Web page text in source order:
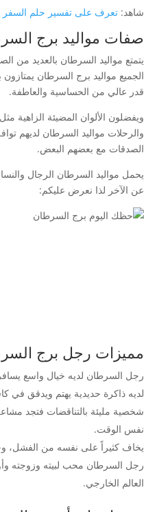
شاهد: تعرف على تفسير حلم السفر
صفات مواليد برج
يتمتع مواليد السرطان بالعديد من
الجميع مواليد برج السرطان يمتازون
قدر عالي من الحساسية والعاطفة.
ويفضلون الألوان المضيئة الزاهية
والرحلات مواليد السرطان لديهم
الصدقات مع بعضهم البعض.
يحمل مواليد السرطان الرجال
عن الآخر لذا نعرض عليكم:
مميزات رجل برج
رجل السرطان لديه خيال واسع
لديه ذاكرة حديدية يهتم ويدقق في
شخصية مليئة بالتناقضات فتجد
نفس الوقت.
يخاف كثيراً على نفسه من الفشل،
رجل السرطان محب لبيته وزوجته
العالم الخارجي.